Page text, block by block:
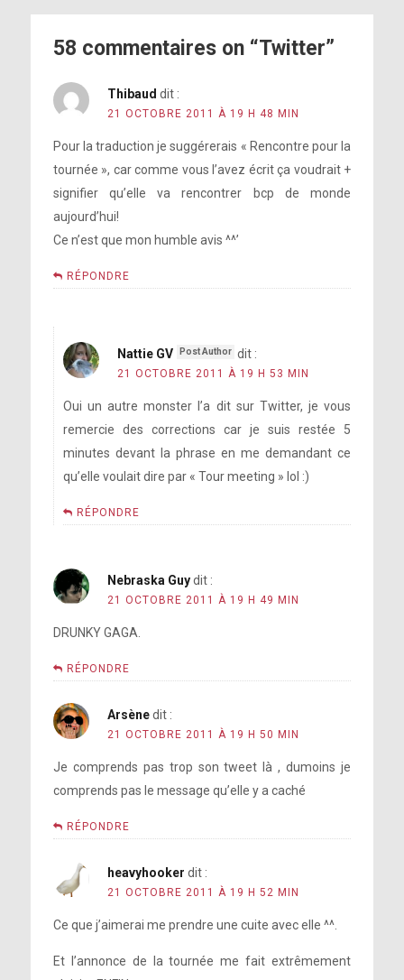
58 commentaires on “Twitter”
Thibaud dit :
21 OCTOBRE 2011 À 19 H 48 MIN
Pour la traduction je suggérerais « Rencontre pour la
tournée », car comme vous l’avez écrit ça voudrait +
signifier qu’elle va rencontrer bcp de monde
aujourd’hui!
Ce n’est que mon humble avis ^^’
RÉPONDRE
Nattie GV dit :
21 OCTOBRE 2011 À 19 H 53 MIN
Oui un autre monster l’a dit sur Twitter, je vous
remercie des corrections car je suis restée 5
minutes devant la phrase en me demandant ce
qu’elle voulait dire par « Tour meeting » lol :)
RÉPONDRE
Nebraska Guy dit :
21 OCTOBRE 2011 À 19 H 49 MIN
DRUNKY GAGA.
RÉPONDRE
Arsène dit :
21 OCTOBRE 2011 À 19 H 50 MIN
Je comprends pas trop son tweet là , dumoins je
comprends pas le message qu’elle y a caché
RÉPONDRE
heavyhooker dit :
21 OCTOBRE 2011 À 19 H 52 MIN
Ce que j’aimerai me prendre une cuite avec elle ^^.
Et l’annonce de la tournée me fait extrêmement